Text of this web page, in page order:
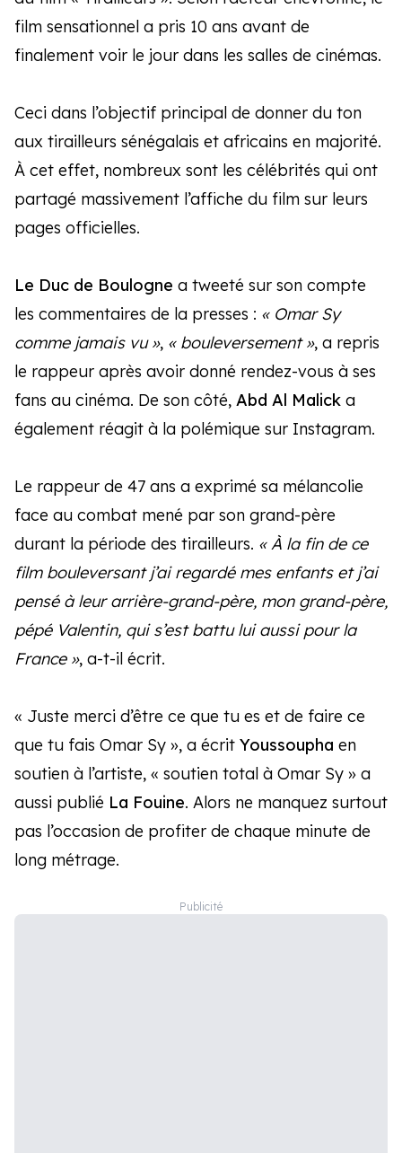
film sensationnel a pris 10 ans avant de
finalement voir le jour dans les salles de cinémas.
Ceci dans l’objectif principal de donner du ton
aux tirailleurs sénégalais et africains en majorité.
À cet effet, nombreux sont les célébrités qui ont
partagé massivement l’affiche du film sur leurs
pages officielles.
Le Duc de Boulogne a tweeté sur son compte
les commentaires de la presses : « Omar Sy
comme jamais vu », « bouleversement », a repris
le rappeur après avoir donné rendez-vous à ses
fans au cinéma. De son côté, Abd Al Malick a
également réagit à la polémique sur Instagram.
Le rappeur de 47 ans a exprimé sa mélancolie
face au combat mené par son grand-père
durant la période des tirailleurs. « À la fin de ce
film bouleversant j’ai regardé mes enfants et j’ai
pensé à leur arrière-grand-père, mon grand-père,
pépé Valentin, qui s’est battu lui aussi pour la
France », a-t-il écrit.
« Juste merci d’être ce que tu es et de faire ce
que tu fais Omar Sy », a écrit Youssoupha en
soutien à l’artiste, « soutien total à Omar Sy » a
aussi publié La Fouine. Alors ne manquez surtout
pas l’occasion de profiter de chaque minute de
long métrage.